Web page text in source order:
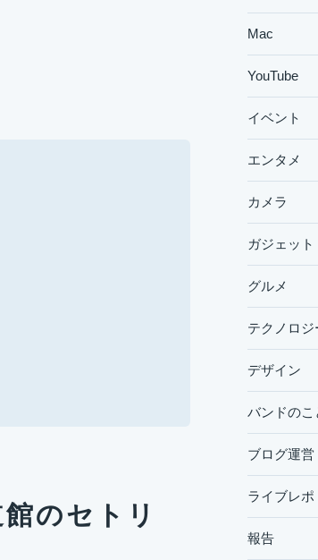
のセトリ
Mac
YouTube
イベント
エンタメ
カメラ
ガジェット
グルメ
テクノロジ
デザイン
バンドのこ
ブログ運営
ライブレポ
報告